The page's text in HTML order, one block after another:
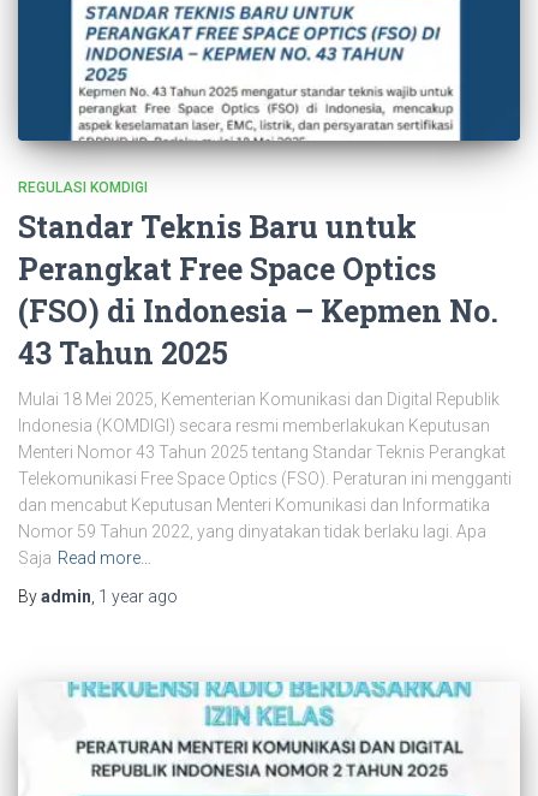
REGULASI KOMDIGI
Standar Teknis Baru untuk
Perangkat Free Space Optics
(FSO) di Indonesia – Kepmen No.
43 Tahun 2025
Mulai 18 Mei 2025, Kementerian Komunikasi dan Digital Republik
Indonesia (KOMDIGI) secara resmi memberlakukan Keputusan
Menteri Nomor 43 Tahun 2025 tentang Standar Teknis Perangkat
Telekomunikasi Free Space Optics (FSO). Peraturan ini mengganti
dan mencabut Keputusan Menteri Komunikasi dan Informatika
Nomor 59 Tahun 2022, yang dinyatakan tidak berlaku lagi. Apa
Saja Read more…
Byadmin 1 year ago